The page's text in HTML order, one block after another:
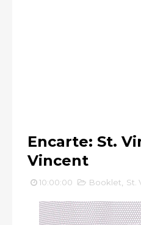
Encarte: St.
Vincent
10:00:00 Booklet St.